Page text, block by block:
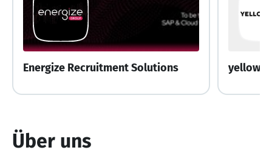
Energize Recruitment Solutions
Über uns